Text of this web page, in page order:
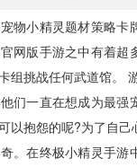
音乐舞蹈
0款手游
小精灵题材策略卡
网版手游之中有着超
卡组挑战任何武道馆
们一直在想成为最强
以抱怨的呢?为了自己
。在终极小精灵手游